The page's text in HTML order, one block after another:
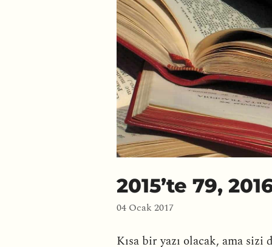
2015’te 79,
04 Ocak 2017
Kısa bir yazı olacak, ama sizi